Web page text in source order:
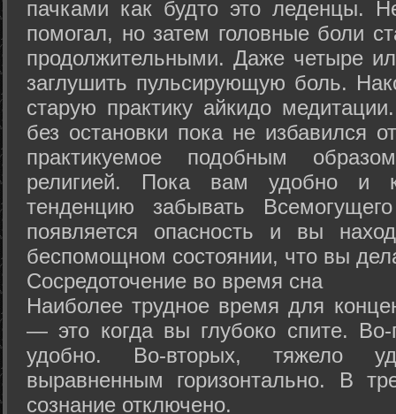
пачками как будто это леденцы.
помогал, но затем головные боли
продолжительными. Даже четыре
заглушить пульсирующую боль.
старую практику айкидо
без остановки пока не избавился
практикуемое подобным
религией. Пока вам удобно и
тенденцию забывать
появляется опасность и вы
беспомощном состоянии, что вы
Сосредоточение во время сна
Наиболее трудное время для
— это когда вы глубоко спите.
удобно. Во-вторых, тяжело
выравненным горизонтально. В
сознание отключено.